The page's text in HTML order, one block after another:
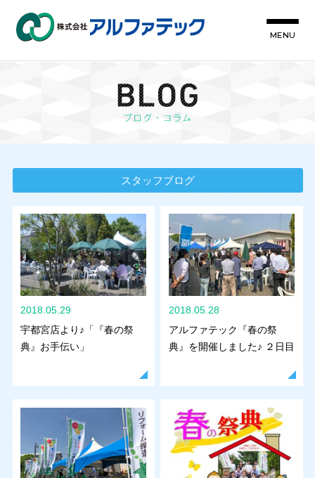
MENU
スタッフブログ
2018.05.29
宇都宮店より♪「『春の祭
典』お手伝い」
2018.05.28
アルファテック『春の祭
典』を開催しました♪ ２日目